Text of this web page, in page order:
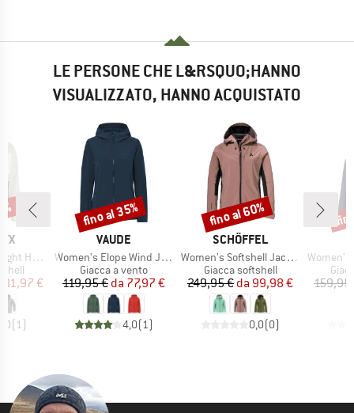
LE PERSONE CHE L&RSQUO;HANNO
VISUALIZZATO, HANNO ACQUISTATO
Hoody
ridotto
€
(1)
MARCHIO
VAUDE
Articolo
Women's Elope Wind Jacket
Gruppo di prodotti
Giacca a vento
Prezzo
119,95 € Prezzo ridotto
da 77,97 €
4,0(1)
Sconto
fino al 35%
MARCHIO
SCHÖFFEL
Articolo
Women's Softshell Jacket Milagle
Gruppo di prodotti
Giacca softshell
Prezzo
249,95 € Prezzo ridotto
da 99,98 €
0,0(0)
Sconto
fino al 60%
Articolo
Women's
159,95